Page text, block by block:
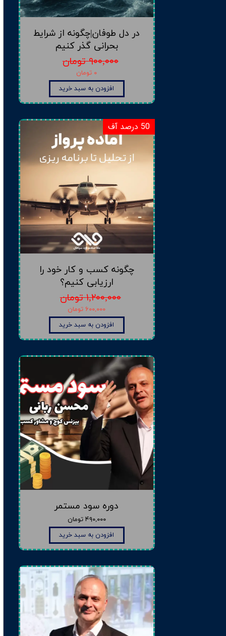
در دل طوفان|چگونه از شرایط
بحرانی گذر کنیم
۹۰۰,۰۰۰ تومان
۰ تومان
افزودن به سبد خرید
چگونه کسب و کار خود را
ارزیابی کنیم؟
۱,۲۰۰,۰۰۰ تومان
۶۰۰,۰۰۰ تومان
افزودن به سبد خرید
50 درصد آف
دوره سود مستمر
۴۹۰,۰۰۰ تومان
افزودن به سبد خرید